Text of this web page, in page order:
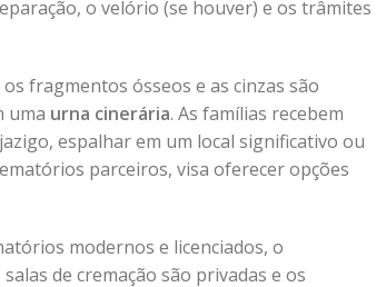
o velório (se houver) e os trâmites
os fragmentos ósseos e as cinzas são
uma urna cinerária. As famílias recebem
espalhar em um local significativo ou
parceiros, visa oferecer opções
modernos e licenciados, o
de cremação são privadas e os